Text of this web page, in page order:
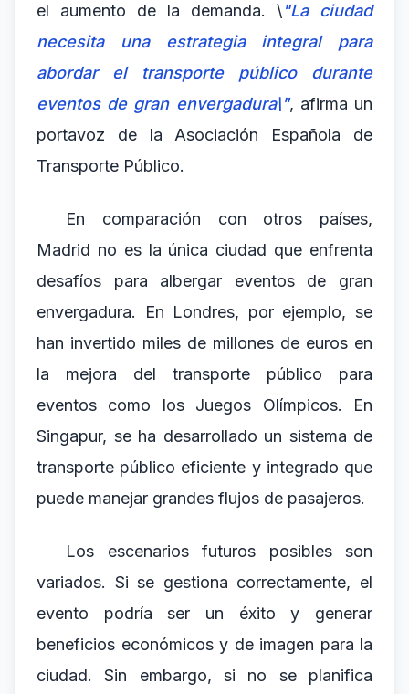
el aumento de la demanda. \"La ciudad
necesita una estrategia integral para
abordar el transporte público durante
eventos de gran envergadura\", afirma un
portavoz de la Asociación Española de
Transporte Público.
En comparación con otros países,
Madrid no es la única ciudad que enfrenta
desafíos para albergar eventos de gran
envergadura. En Londres, por ejemplo, se
han invertido miles de millones de euros en
la mejora del transporte público para
eventos como los Juegos Olímpicos. En
Singapur, se ha desarrollado un sistema de
transporte público eficiente y integrado que
puede manejar grandes flujos de pasajeros.
Los escenarios futuros posibles son
variados. Si se gestiona correctamente, el
evento podría ser un éxito y generar
beneficios económicos y de imagen para la
ciudad. Sin embargo, si no se planifica